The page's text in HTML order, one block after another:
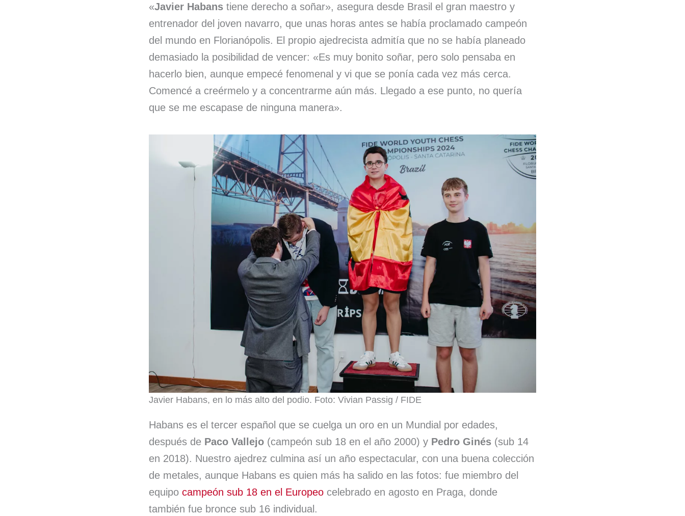
«Javier Habans tiene derecho a soñar», asegura desde Brasil el gran maestro y
entrenador del joven navarro, que unas horas antes se había proclamado campeón
del mundo en Florianópolis. El propio ajedrecista admitía que no se había planeado
demasiado la posibilidad de vencer: «Es muy bonito soñar, pero solo pensaba en
hacerlo bien, aunque empecé fenomenal y vi que se ponía cada vez más cerca.
Comencé a creérmelo y a concentrarme aún más. Llegado a ese punto, no quería
que se me escapase de ninguna manera».
Javier Habans, en lo más alto del podio. Foto: Vivian Passig / FIDE
Habans es el tercer español que se cuelga un oro en un Mundial por edades,
después de Paco Vallejo (campeón sub 18 en el año 2000) y Pedro Ginés (sub 14
en 2018). Nuestro ajedrez culmina así un año espectacular, con una buena colección
de metales, aunque Habans es quien más ha salido en las fotos: fue miembro del
equipo campeón sub 18 en el Europeo celebrado en agosto en Praga, donde
también fue bronce sub 16 individual.